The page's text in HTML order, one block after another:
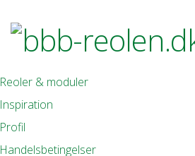
Reoler & moduler
Inspiration
Profil
Handelsbetingelser